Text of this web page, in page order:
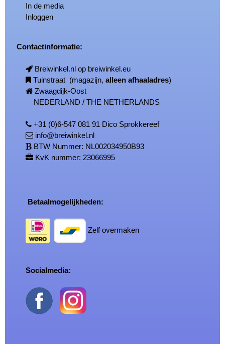
In de media
Inloggen
Contactinformatie:
Breiwinkel.nl op breiwinkel.eu
Tuinstraat (magazijn,alleen afhaaladres)
Zwaagdijk-Oost
NEDERLAND / THE NETHERLANDS
+31 (0)6-547 081 91 Dico Sprokkereef
info@breiwinkel.nl
BTW Nummer: NL002034950B93
KvK nummer: 23066995
Betaalmogelijkheden:
Zelf overmaken
Socialmedia: